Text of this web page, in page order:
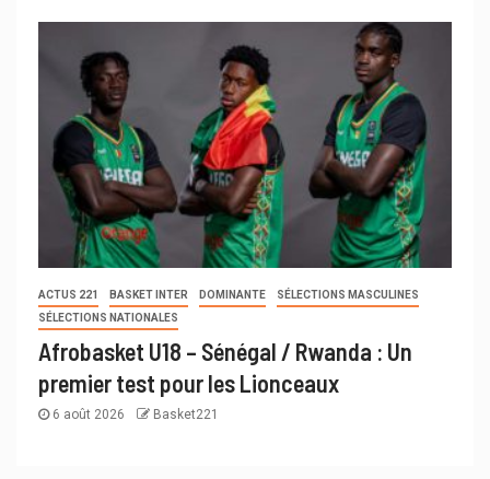
ACTUS 221 BASKET INTER DOMINANTE
SÉLECTIONS MASCULINES
SÉLECTIONS NATIONALES
Afrobasket U18 – Sénégal / Rwanda : Un
premier test pour les Lionceaux
6 août 2026 Basket221